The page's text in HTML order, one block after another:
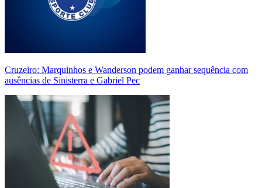
Cruzeiro: Marquinhos e Wanderson podem ganhar sequência com
ausências de Sinisterra e Gabriel Pec